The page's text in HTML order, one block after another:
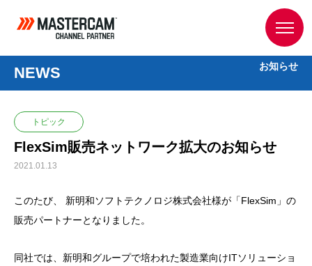
NEWS お知らせ
トピック
FlexSim販売ネットワーク拡大のお知らせ
2021.01.13
このたび、 新明和ソフトテクノロジ株式会社様が「FlexSim」の
販売パートナーとなりました。
同社では、新明和グループで培われた製造業向けITソリューショ